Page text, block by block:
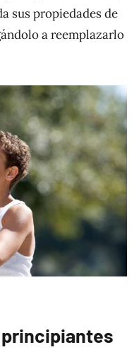
sus propiedades de
a reemplazarlo
principiantes